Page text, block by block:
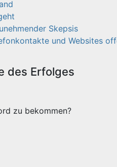
Skepsis
und Websites
des Erfolges
zu bekommen?